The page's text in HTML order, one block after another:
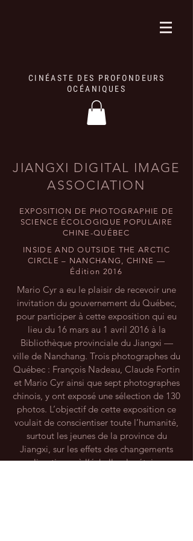
CINÉASTE DES PROFONDEURS
OCÉANIQUES
JIANGXI DIGITAL IMAGE
ASSOCIATION
EXPOSITION DE PHOTOGRAPHIE DE
SCIENCE ÉCOLOGIQUE POPULAIRE
CHINE-QUÉBEC
INSIDE AND OUTSIDE THE ARCTIC
CIRCLE – NANCHANG, CHINE —
Édition 2016
Mario Cyr a eu le plaisir de recevoir une
invitation du gouvernement du Québec,
pour participer à cette exposition qui eu
lieu du 16 mars au 1 avril 2016 à la
Bibliothèque provinciale du Jiangxi —
ville de Nanchang. Trois photographes du
Québec : François Nadeau, Claude Fortin
et Mario Cyr ainsi que sept photographes
chinois, y ont exposé une sélection de 130
photos. L’objectif de cette exposition ce
voulait de conscientiser toute l’humanité,
surtout les jeunes de la province du
Jiangxi, sur les effets des changements
climatiques à l’échelle planétaire.
JIANGXI DIGITAL IMAGE ASSOCIATION
Ce qui me plaît dans la vie, c'est de me